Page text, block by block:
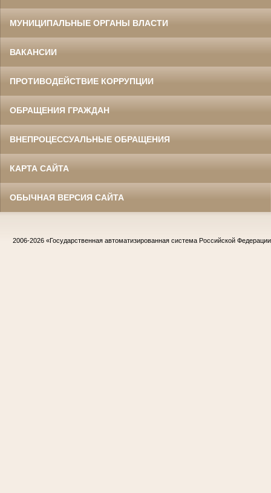
МУНИЦИПАЛЬНЫЕ ОРГАНЫ ВЛАСТИ
ВАКАНСИИ
ПРОТИВОДЕЙСТВИЕ КОРРУПЦИИ
ОБРАЩЕНИЯ ГРАЖДАН
ВНЕПРОЦЕССУАЛЬНЫЕ ОБРАЩЕНИЯ
КАРТА САЙТА
ОБЫЧНАЯ ВЕРСИЯ САЙТА
2006-2026 «Государственная автоматизированная система Российской